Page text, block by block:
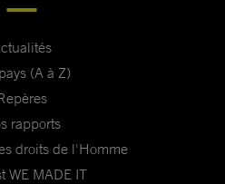
(A à Z)
rapports
droits de l'Homme
WE MADE IT